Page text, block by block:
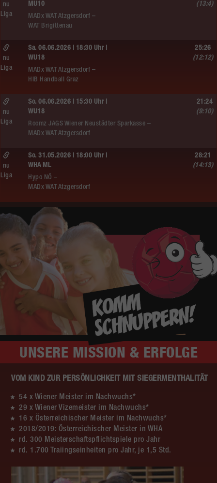
MU10
MADx WAT Atzgersdorf –
WAT Brigittenau
nu
Liga
(13:4)
Sa. 06.06.2026 | 18:30 Uhr |
WU18
MADx WAT Atzgersdorf –
HIB Handball Graz
nu
Liga
25:26
(12:12)
So. 06.06.2026 | 15:30 Uhr |
WU18
Roomz JAGS Wiener Neustädter Sparkasse –
MADx WAT Atzgersdorf
nu
Liga
21:24
(9:10)
So. 31.05.2026 | 18:00 Uhr |
WHA ML
Hypo NÖ –
MADx WAT Atzgersdorf
nu
Liga
28:21
(14:13)
UNSERE MISSION & ERFOLGE
VOM KIND ZUR PERSÖNLICHKEIT MIT SIEGERMENTHALITÄT
54 x Wiener Meister im Nachwuchs*
29 x Wiener Vizemeister im Nachwuchs*
16 x Österreichischer Meister im Nachwuchs*
2018/2019: Österreichischer Meister in WHA
rd. 300 Meisterschaftspflichtspiele pro Jahr
rd. 1.700 Traiingseinheiten pro Jahr, je 1,5 Std.